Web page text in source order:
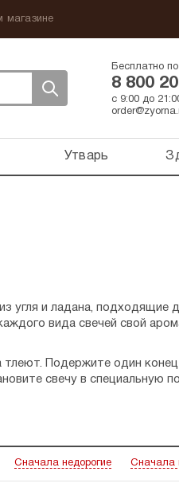
магазине
Бесплатно
8 800
с 9:00 до
Утварь
угля и ладана, подходящие
вида свечей свой
Подержите один
свечу в специальную
свечу.
Сначала недорогие Сначала